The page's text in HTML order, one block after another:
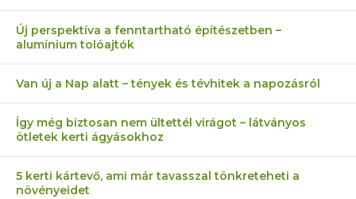
Új perspektíva a fenntartható építészetben –
alumínium tolóajtók
Van új a Nap alatt – tények és tévhitek a napozásról
Így még biztosan nem ültettél virágot – látványos
ötletek kerti ágyásokhoz
5 kerti kártevő, ami már tavasszal tönkreteheti a
növényeidet